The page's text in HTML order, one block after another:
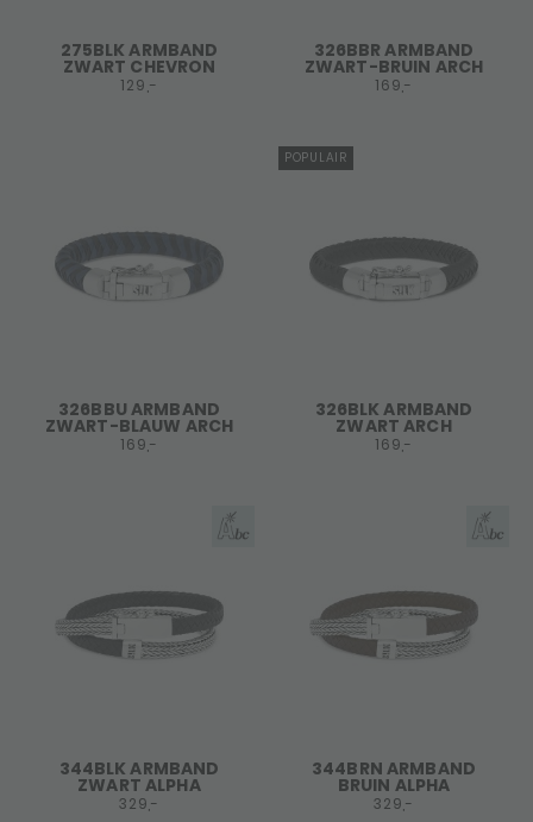
275BLK ARMBAND
ZWART CHEVRON
129,-
326BBR ARMBAND
ZWART-BRUIN ARCH
169,-
326BBU ARMBAND
ZWART-BLAUW ARCH
169,-
POPULAIR
326BLK ARMBAND
ZWART ARCH
169,-
344BLK ARMBAND
ZWART ALPHA
329,-
344BRN ARMBAND
BRUIN ALPHA
329,-